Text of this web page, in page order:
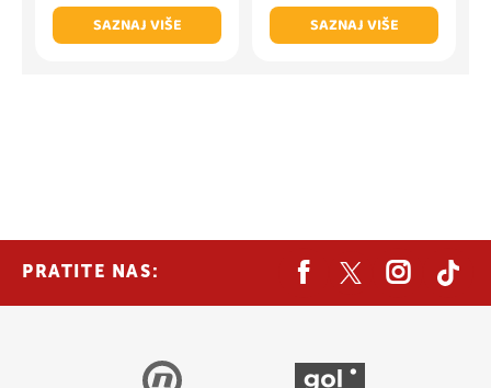
SAZNAJ VIŠE
SAZNAJ VIŠE
PRATITE NAS: